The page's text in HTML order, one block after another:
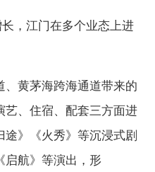
，江门在多个业态上进
黄茅海跨海通道带来的
艺、住宿、配套三方面进
》《火秀》等沉浸式剧
启航》等演出，形